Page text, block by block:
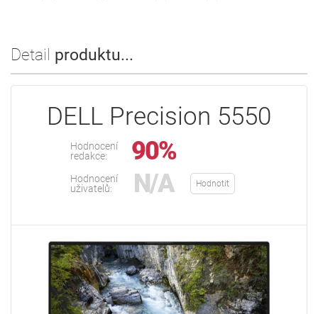
Detail produktu...
DELL Precision 5550
Hodnocení
redakce:
90%
Hodnocení
uživatelů:
N/A Hodnotit